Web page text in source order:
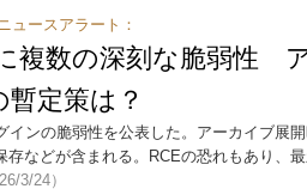
ュースアラート：
複数の深刻な脆弱性
暫定策は？
インの脆弱性を公表した。アーカイブ展
などが含まれる。RCEの恐れもあり、
3/24）